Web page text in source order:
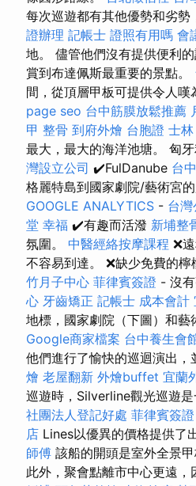
每次巡遊都有其他優勢和劣勢
證辦理 記帳士 證照有用嗎 會
地。 儘管他們沒有提供便利
賞到布達佩斯最重要的景點。
間，從頂層甲板可提供令人
page seo 台中筋膜放鬆推薦
甲 整骨 到府外燴 台胞證 士
最大，最大的海洋池塘。 匈
灣設立公司 ✔️FulDanube 台
格麗特島到國家劇院/藝術宮
GOOGLE ANALYTICS - 台
堂 幸福 ✔️有趣而活潑 新埔整
氛圍。 中醫經絡按摩課程 ❌
不容易到達。 ❌缺少免費的檸
竹月子中心 菲律賓簽證 - 沒
心 牙齒矯正 記帳士 成本會計
地標，國家劇院（下圖）和藝
Google商家檔案 台中養生會
他們進行了愉快的巡迴演出，
燴 老屋翻新 外燴buffet 宜蘭
巡遊時，Silverline觀光巡遊
社團法人登記好處 菲律賓簽證
店 Lines以優異的價格提供了
師傅 該船的開頭是室外全景
此外，聚會點離市中心更遠，